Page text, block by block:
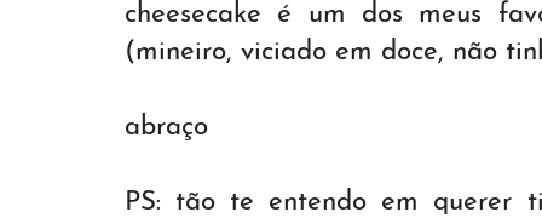
cheesecake é um dos meus
(mineiro, viciado em doce, não
abraço
PS: tão te entendo em querer